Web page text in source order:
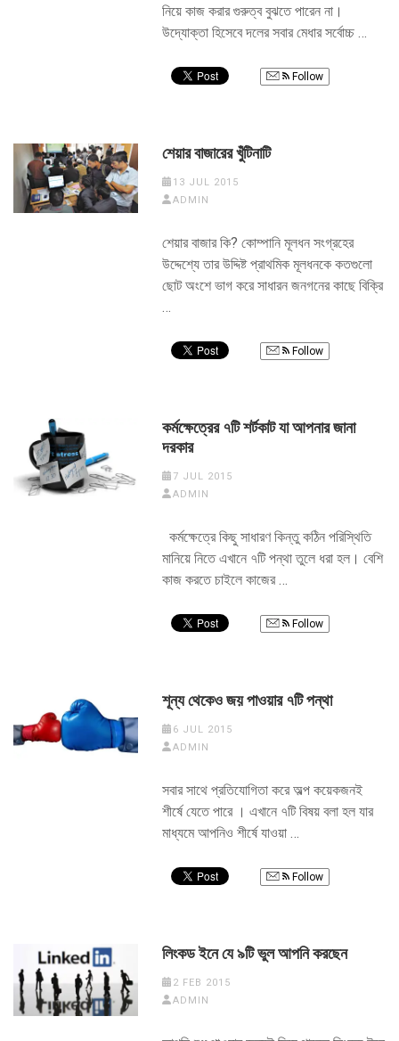
নিয়ে কাজ করার গুরুত্ব বুঝতে পারেন না।
উদ্যোক্তা হিসেবে দলের সবার মেধার সর্বোচ্চ …
Follow
শেয়ার বাজারের খুঁটিনাটি
13 JUL 2015
ADMIN
শেয়ার বাজার কি? কোম্পানি মূলধন সংগ্রহের
উদ্দেশ্যে তার উদ্দিষ্ট প্রাথমিক মূলধনকে কতগুলো
ছোট অংশে ভাগ করে সাধারন জনগনের কাছে বিক্রি
Follow
কর্মক্ষেত্রের ৭টি শর্টকাট যা আপনার জানা
দরকার
7 JUL 2015
ADMIN
কর্মক্ষেত্রে কিছু সাধারণ কিন্তু কঠিন পরিস্থিতি
মানিয়ে নিতে এখানে ৭টি পন্থা তুলে ধরা হল। বেশি
কাজ করতে চাইলে কাজের …
Follow
শূন্য থেকেও জয় পাওয়ার ৭টি পন্থা
6 JUL 2015
ADMIN
সবার সাথে প্রতিযোগিতা করে অল্প কয়েকজনই
শীর্ষে যেতে পারে । এখানে ৭টি বিষয় বলা হল যার
মাধ্যমে আপনিও শীর্ষে যাওয়া …
Follow
লিংকড ইনে যে ৯টি ভুল আপনি করছেন
2 FEB 2015
ADMIN